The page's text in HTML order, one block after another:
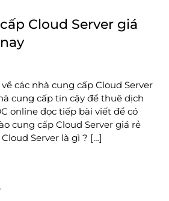
Cloud Server giá
các nhà cung cấp Cloud Server
cung cấp tin cậy để thuê dịch
online đọc tiếp bài viết để có
cung cấp Cloud Server giá rẻ
Server là gì ? […]